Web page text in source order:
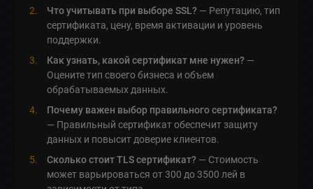
Что учитывать при выборе SSL? — Репутацию, тип
сертификата, цену, время активации и уровень
поддержки.
Как узнать, какой сертификат мне нужен? —
Оцените тип своего бизнеса и объем
обрабатываемых данных.
Почему важен выбор правильного сертификата?
— Правильный сертификат обеспечит защиту
данных и повысит доверие клиентов.
Сколько стоит TLS сертификат? — Стоимость
может варьироваться от 300 до 3500 лей в